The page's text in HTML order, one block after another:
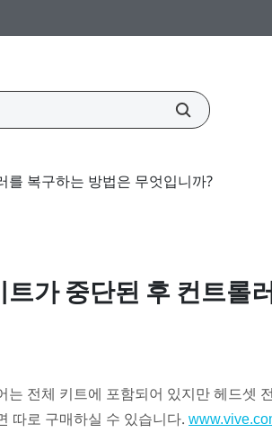
를 복구하는 방법은 무엇입니까?
트가 중단된 후 컨트롤
는 전체 키트에 포함되어 있지만 헤드셋
따로 구매하실 수 있습니다.